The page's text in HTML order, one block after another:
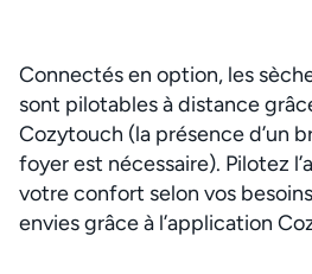
Connectés en option, les
sont pilotables à distance
Cozytouch (la présence d’un
foyer est nécessaire). Pilotez
votre confort selon vos
envies grâce à l’application